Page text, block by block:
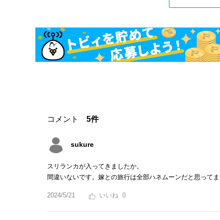
コメント 5件
sukure
スリランカが入ってきましたか。
間違いないです。嫁との旅行は全部ハネムーンだと思って
2024/5/21 0